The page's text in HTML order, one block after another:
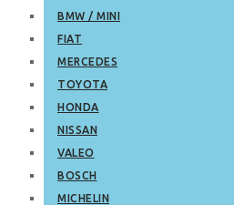
BMW / MINI
FIAT
MERCEDES
TOYOTA
HONDA
NISSAN
VALEO
BOSCH
MICHELIN